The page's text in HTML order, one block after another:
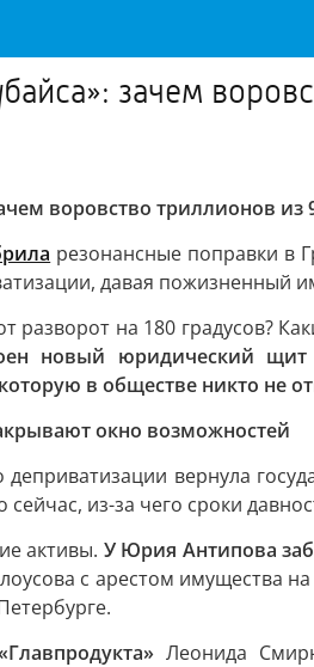
зачем
воровство триллионов из
резонансные поправки в
давая пожизненный
разворот на 180 градусов?
новый юридический
в обществе никто не
окно возможностей
вернула
сейчас, из-за чего сроки
активы. У Юрия Антипова
с арестом имущества
Леонида